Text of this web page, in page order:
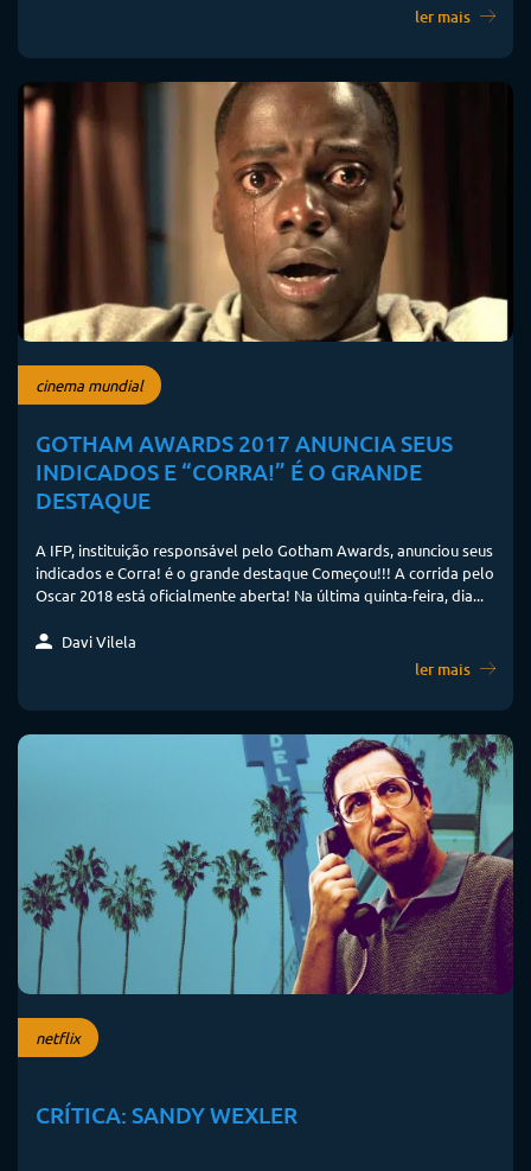
ler mais
cinema mundial
GOTHAM AWARDS 2017 ANUNCIA SEUS
INDICADOS E “CORRA!” É O GRANDE
DESTAQUE
A IFP, instituição responsável pelo Gotham Awards, anunciou seus
indicados e Corra! é o grande destaque Começou!!! A corrida pelo
Oscar 2018 está oficialmente aberta! Na última quinta-feira, dia...
Davi Vilela
ler mais
netflix
CRÍTICA: SANDY WEXLER